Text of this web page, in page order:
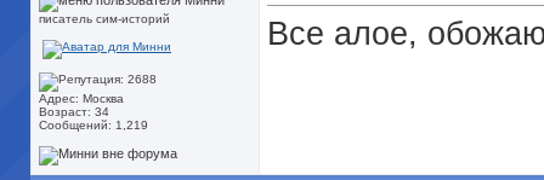
писатель сим-историй
Адрес: Москва
Возраст: 34
Сообщений: 1,219
Все алое,